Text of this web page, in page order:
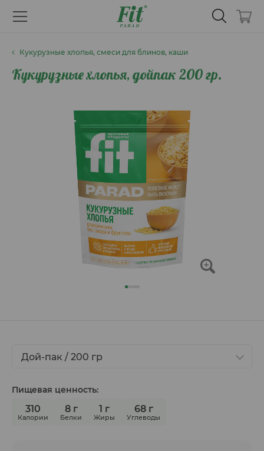
Кукурузные хлопья, смеси для блинов, каши
Кукурузные хлопья, дойпак 200 гр.
Дой-пак / 200 гр
Пищевая ценность:
310
Калории
8 г
Белки
1 г
Жиры
68 г
Углеводы